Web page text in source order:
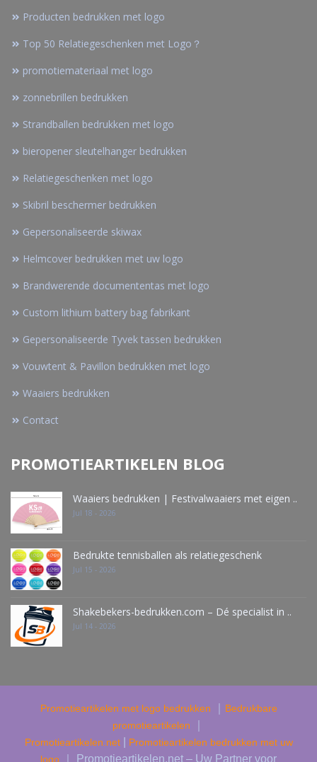
Producten bedrukken met logo
Top 50 Relatiegeschenken met Logo？
promotiemateriaal met logo
zonnebrillen bedrukken
Strandballen bedrukken met logo
bieropener sleutelhanger bedrukken
Relatiegeschenken met logo
Skibril beschermer bedrukken
Gepersonaliseerde skiwax
Helmcover bedrukken met uw logo
Brandwerende documententas met logo
Custom lithium battery bag fabrikant
Gepersonaliseerde Tyvek tassen bedrukken
Vouwtent & Pavillon bedrukken met logo
Waaiers bedrukken
Contact
PROMOTIEARTIKELEN BLOG
Waaiers bedrukken | Festivalwaaiers met eigen ..
Jul 18 - 2026
Bedrukte tennisballen als relatiegeschenk
Jul 15 - 2026
Shakebekers-bedrukken.com – Dé specialist in ..
Jul 14 - 2026
Promotieartikelen met logo bedrukken
Bedrukbare
promotieartikelen
Promotieartikelen.net|
Promotieartikelen bedrukken met uw
logo ｜ Promotieartikelen.net – Uw Partner voor